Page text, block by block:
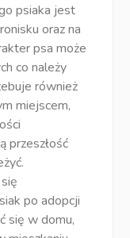
psiaka jest
oraz na
psa może
co należy
również
miejscem,
przeszłość
po adopcji
się w domu,